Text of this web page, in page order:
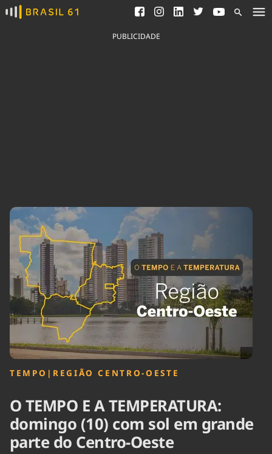
Ver todas as notícias
Saneamento
Indicadores
Agronegócios
Brasil
Brasil Mineral
Ciência &
Tecnologia
Cinema
Comportamento
Cultura
Economia
Educação
Infraestrutura
Internacional
Política
Saúde
Tempo
PUBLICIDADE
TEMPO | REGIÃO CENTRO-OESTE
O TEMPO E A TEMPERATURA:
domingo (10) com sol em grande
parte do Centro-Oeste